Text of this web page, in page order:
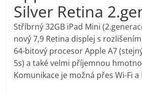
pračky,
televize,
notebooky,
Silver Retina
Stříbrný 32GB iPad Mini
nový 7,9 Retina displej s
64-bitový procesor Apple A7
5s) a také velmi příjemnou
Komunikace je možná přes Wi-Fi